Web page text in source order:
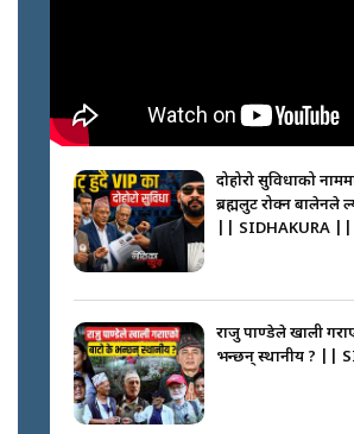
नभाँडिएको सद्भाव :
सल्किएको आगो
SIDHAKURA ||
||
बदलेका ‘निम्स दाई’
||
दोहोरो सुविधाको
ब्रह्मलुट रोक्न बालेनले
|| SIDHAKURA ||
राजु पाण्डेले खाली
भन्छन् स्थानीय ? ||